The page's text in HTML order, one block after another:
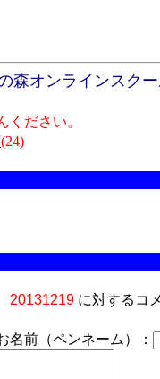
森オンラインスク
ください。
(24)
20131219 に対するコ
前（ペンネーム）：